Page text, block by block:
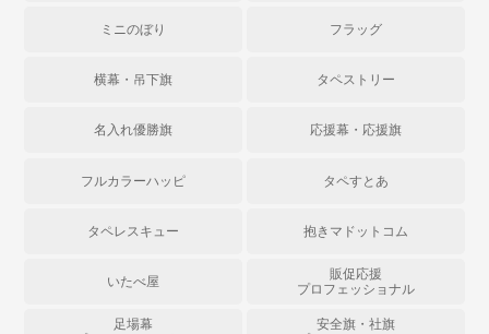
ミニのぼり フラッグ
横幕・吊下旗 タペストリー
名入れ優勝旗 応援幕・応援旗
フルカラーハッピ タペすとあ
タペレスキュー 抱きマドットコム
いたべ屋
販促応援
プロフェッショナル
足場幕
安全旗・社旗